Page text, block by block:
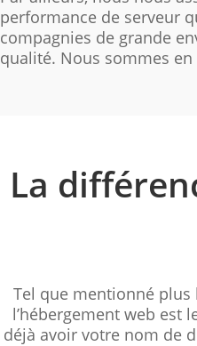
performance de serveur
compagnies de grande
qualité. Nous sommes
La
Tel que mentionné plus
l’hébergement web est
déjà avoir votre nom de